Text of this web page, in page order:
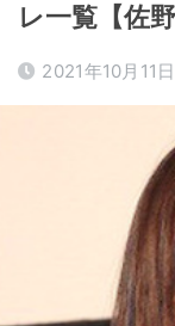
レ一覧【佐
2021年10月11日